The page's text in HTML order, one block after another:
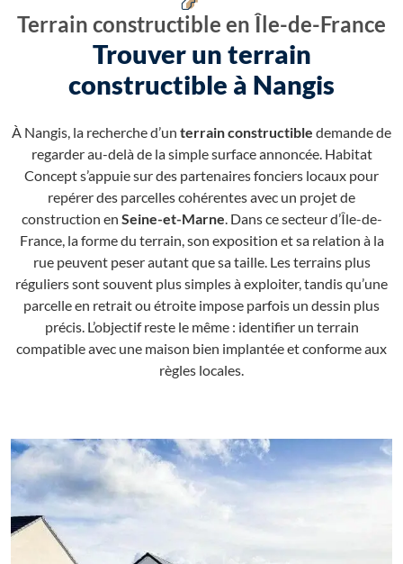
Terrain constructible en Île-de-France
Trouver un terrain
constructible à Nangis
À Nangis, la recherche d’un terrain constructible demande de
regarder au-delà de la simple surface annoncée. Habitat
Concept s’appuie sur des partenaires fonciers locaux pour
repérer des parcelles cohérentes avec un projet de
construction en Seine-et-Marne. Dans ce secteur d’Île-de-
France, la forme du terrain, son exposition et sa relation à la
rue peuvent peser autant que sa taille. Les terrains plus
réguliers sont souvent plus simples à exploiter, tandis qu’une
parcelle en retrait ou étroite impose parfois un dessin plus
précis. L’objectif reste le même : identifier un terrain
compatible avec une maison bien implantée et conforme aux
règles locales.